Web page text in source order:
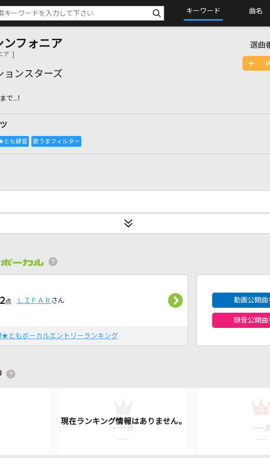
キーワード 曲名
ンフォニア
ア ]
ョンスターズ
選曲
で...!
点 ＬＩＦＡＲ さん
ともボーカルエントリーランキング
動画公開曲
録音公開曲
---- 点
----
3
---- 点
----